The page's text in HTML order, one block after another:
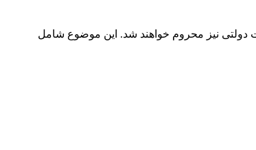
دولتی نیز محروم خواهند شد. این موضوع شامل